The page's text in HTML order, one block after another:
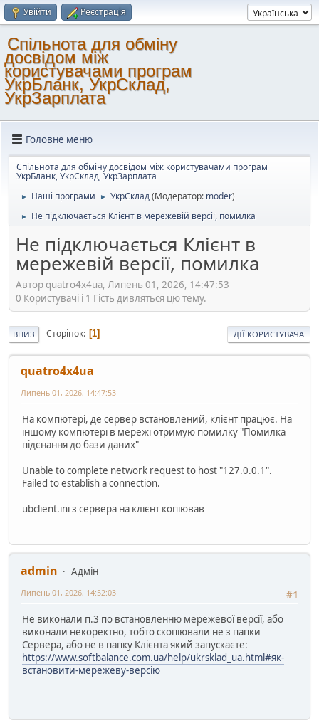
Увійти Реєстрація
Спільнота для обміну
досвідом між
користувачами програм
УкрБланк, УкрСклад,
УкрЗарплата
Головне меню
Спільнота для обміну досвідом між користувачами програм
УкрБланк, УкрСклад, УкрЗарплата
► Наші програми ► УкрСклад(Модератор: moder)
► Не підключається Клієнт в мережевій версії, помилка
Не підключається Клієнт в
мережевій версії, помилка
Автор quatro4x4ua, Липень 01, 2026, 14:47:53
0 Користувачі і 1 Гість дивляться цю тему.
ВНИЗ Сторінок 1 ДІЇ КОРИСТУВАЧА
quatro4x4ua
Липень 01, 2026, 14:47:53
На компютері, де сервер встановлений, клієнт працює. На
іншому компютері в мережі отримую помилку "Помилка
підєнання до бази даних"
Unable to complete network request to host "127.0.0.1".
Failed to establish a connection.
ubclient.ini з сервера на клієнт копіював
admin
Адмін
#1
Липень 01, 2026, 14:52:03
Не виконали п.3 по встановленню мережевої версії, або
виконали некоректно, тобто скопіювали не з папки
Сервера, або не в папку Клієнта який запускаєте:
https://www.softbalance.com.ua/help/ukrsklad_ua.html#як-
встановити-мережеву-версію